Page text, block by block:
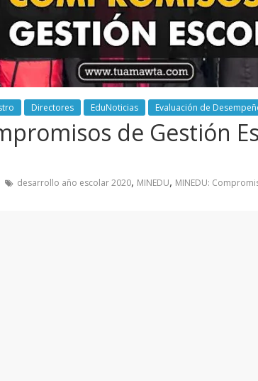
Directores EduNoticias Evaluación de
de Gestión
desarrollo año escolar 2020, MINEDU, MINEDU: